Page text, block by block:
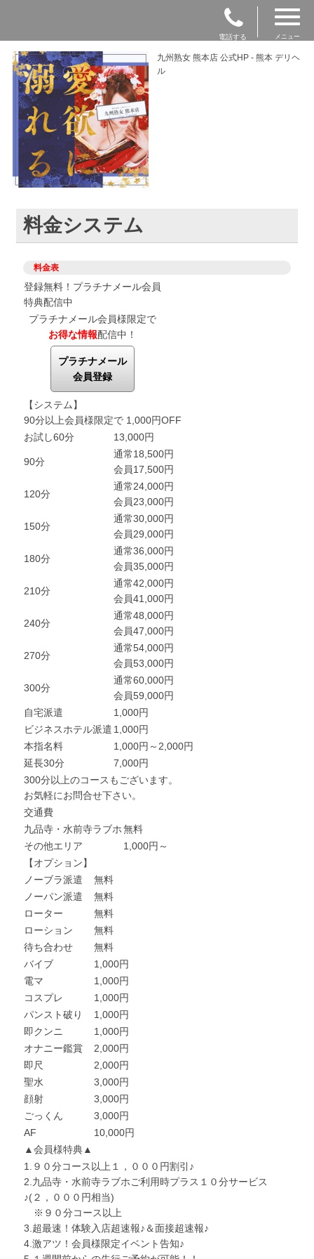
電話する メニュー
九州熟女 熊本店 公式HP - 熊本 デリヘ
ル
料金システム
料金表
登録無料！プラチナメール会員
特典配信中
プラチナメール会員様限定で
お得な情報配信中！
プラチナメール
会員登録
【システム】
90分以上会員様限定で 1,000円OFF
お試し60分
13,000円
90分
通常18,500円
会員17,500円
120分
通常24,000円
会員23,000円
150分
通常30,000円
会員29,000円
180分
通常36,000円
会員35,000円
210分
通常42,000円
会員41,000円
240分
通常48,000円
会員47,000円
270分
通常54,000円
会員53,000円
300分
通常60,000円
会員59,000円
自宅派遣
1,000円
ビジネスホテル派遣 1,000円
本指名料
1,000円～2,000円
延長30分
7,000円
300分以上のコースもございます。
お気軽にお問合せ下さい。
交通費
九品寺・水前寺ラブホ無料
その他エリア
1,000円～
【オプション】
ノーブラ派遣
無料
ノーパン派遣
無料
ローター
無料
ローション
無料
待ち合わせ
無料
バイブ
1,000円
電マ
1,000円
コスプレ
1,000円
パンスト破り
1,000円
即クンニ
1,000円
オナニー鑑賞
2,000円
即尺
2,000円
聖水
3,000円
顔射
3,000円
ごっくん
3,000円
AF
10,000円
▲会員様特典▲
1.９０分コース以上１，０００円割引♪
2.九品寺・水前寺ラブホご利用時プラス１０分サービス
♪(２，０００円相当)
※９０分コース以上
3.超最速！体験入店超速報♪＆面接超速報♪
4.激アツ！会員様限定イベント告知♪